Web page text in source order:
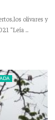
olivares y
“Leía ...